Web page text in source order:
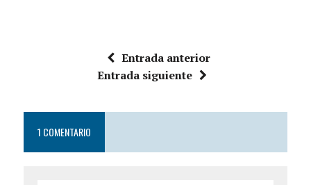
Entrada anterior
Entrada siguiente
1 COMENTARIO